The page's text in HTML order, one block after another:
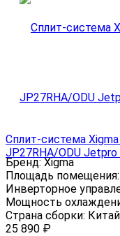
Сплит-система
JP27RHA/ODU
Бренд:Xigma
Площадь помещения:
Инверторное
Мощность
Страна сборки: Китай
25 890 ₽